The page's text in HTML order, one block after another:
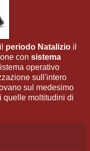
periodo Natalizio il
con sistema
operativo
sull'intero
sul medesimo
quelle moltitudini di